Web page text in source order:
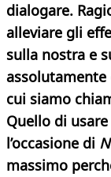
dialogare.
alleviare gli
sulla nostra e
cui siamo
Quello di
l’occasione di
massimo